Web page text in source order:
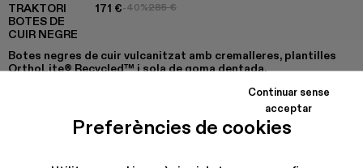
Preferències de cookies
Continuar sense
acceptar
TRAKTORI
BOTES DE
CUIR NEGRE
171 €-40%285 €
Botes negres de cuir vulcanitzat amb cremalleres, plantilles
OrthoLite® Recycled™ i sola de goma dentada.